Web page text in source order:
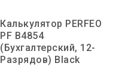
Калькулятор PERFEO
PF B4854
(Бухгалтерский, 12-
Разрядов) Black